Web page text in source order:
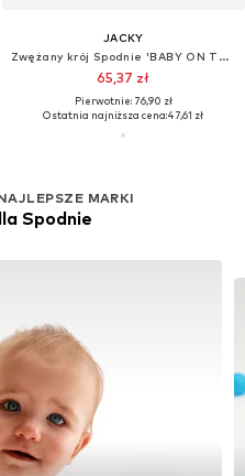
MARKI
Spodnie
JACKY
Zwężany krój Spodnie 'BABY ON TOUR'
65,37 zł
Pierwotnie: 76,90 zł
Ostatnia najniższa cena:47,61 zł